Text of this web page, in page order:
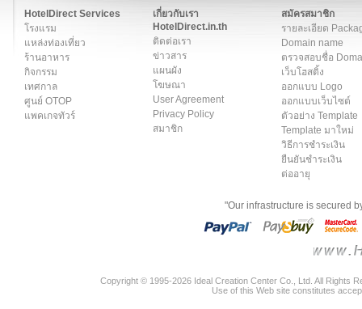
HotelDirect Services
โรงแรม
แหล่งท่องเที่ยว
ร้านอาหาร
กิจกรรม
เทศกาล
ศูนย์ OTOP
แพคเกจทัวร์
เกี่ยวกับเรา
HotelDirect.in.th
ติดต่อเรา
ข่าวสาร
แผนผัง
โฆษณา
User Agreement
Privacy Policy
สมาชิก
สมัครสมาชิก
รายละเอียด
Domain name
ตรวจสอบชื่อ
เว็บโฮสติ้ง
ออกแบบ Logo
ออกแบบเว็บไซต์
ตัวอย่าง Template
Template มาใหม่
วิธีการชำระเงิน
ยืนยันชำระเงิน
ต่ออายุ
"Our infrastructure is secured
Copyright © 1995-2026 Ideal Creation Center Co., Ltd. All Rights
Use of this Web site constitutes